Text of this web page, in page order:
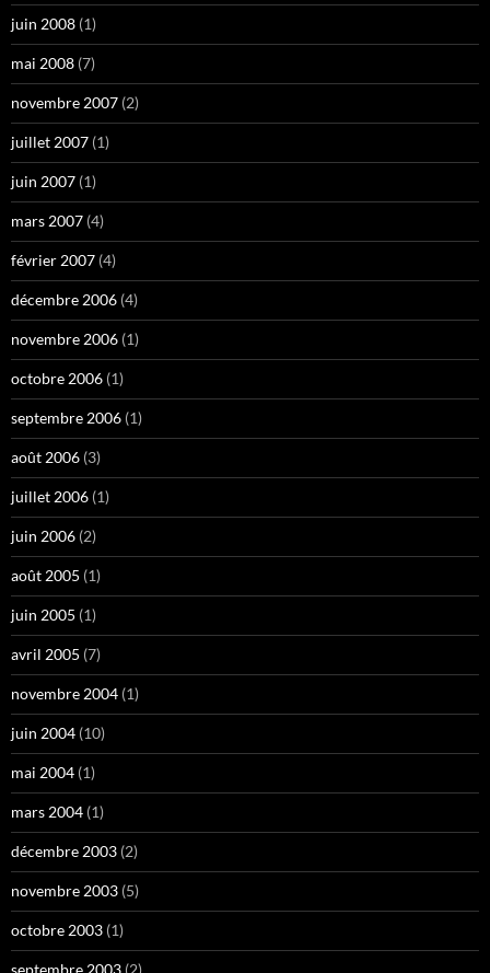
juin 2008 (1)
mai 2008 (7)
novembre 2007 (2)
juillet 2007 (1)
juin 2007 (1)
mars 2007 (4)
février 2007 (4)
décembre 2006 (4)
novembre 2006 (1)
octobre 2006 (1)
septembre 2006 (1)
août 2006 (3)
juillet 2006 (1)
juin 2006 (2)
août 2005 (1)
juin 2005 (1)
avril 2005 (7)
novembre 2004 (1)
juin 2004 (10)
mai 2004 (1)
mars 2004 (1)
décembre 2003 (2)
novembre 2003 (5)
octobre 2003 (1)
septembre 2003 (2)